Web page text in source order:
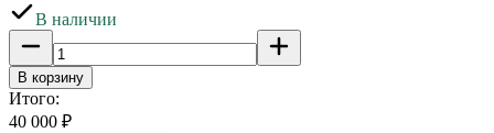
В наличии
В корзину
Итого:
40 000 ₽